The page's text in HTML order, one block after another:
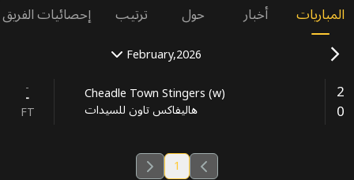
المباريات أخبار حول ترتيب إحصائيات الفريق
February,2026
--
FT
Cheadle Town Stingers (w)
هاليفاكس تاون للسيدات
2
0
1